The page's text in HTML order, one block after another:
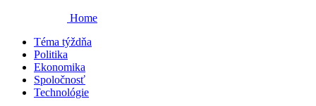
Home
Téma týždňa
Politika
Ekonomika
Spoločnosť
Technológie